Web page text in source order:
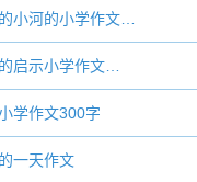
小河的小学作文…
启示小学作文…
学作文300字
一天作文